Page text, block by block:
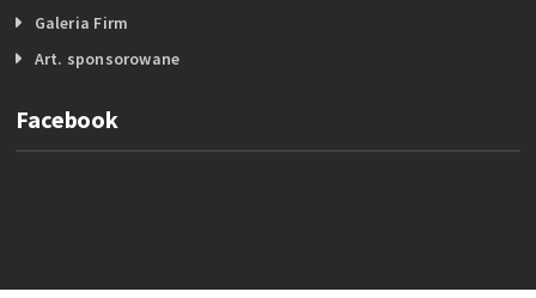
Galeria Firm
Art. sponsorowane
Facebook